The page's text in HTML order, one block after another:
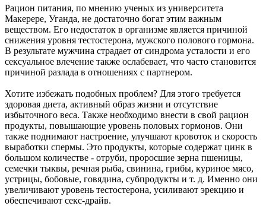
Рацион питания, по мнению ученых из университета
Макерере, Уганда, не достаточно богат этим важным
веществом. Его недостаток в организме является причиной
снижения уровня тестостерона, мужского полового гормона.
В результате мужчина страдает от синдрома усталости и его
сексуальное влечение также ослабевает, что часто становится
причиной разлада в отношениях с партнером.
Хотите избежать подобных проблем? Для этого требуется
здоровая диета, активный образ жизни и отсутствие
избыточного веса. Также необходимо внести в свой рацион
продукты, повышающие уровень половых гормонов. Они
также поднимают настроение, улучшают кровоток и скорость
выработки спермы. Это продукты, которые содержат цинк в
большом количестве - отруби, проросшие зерна пшеницы,
семечки тыквы, речная рыба, свинина, грибы, куриное мясо,
устрицы, бобовые, говядина, субпродукты и т. д. Именно они
увеличивают уровень тестостерона, усиливают эрекцию и
обеспечивают секс-драйв.